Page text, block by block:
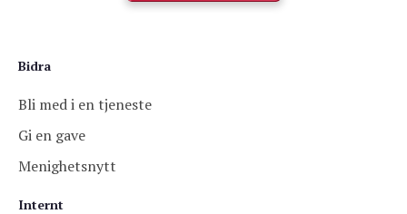
Bidra
Bli med i en tjeneste
Gi en gave
Menighetsnytt
Internt